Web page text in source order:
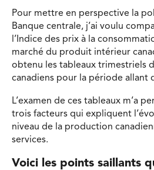
Pour mettre en perspective la
Banque centrale, j’ai voulu
l’Indice des prix à la
marché du produit intérieur
obtenu les tableaux trimestriels
canadiens pour la période allant
L’examen de ces tableaux m’a
trois facteurs qui expliquent
niveau de la production
services.
Voici les points saillants